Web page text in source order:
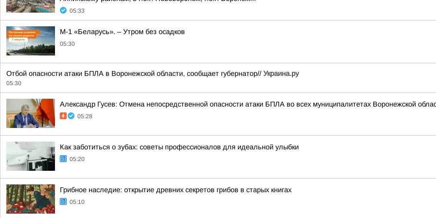
05:33
М-1 «Беларусь». – Утром без осадков
05:30
Отбой опасности атаки БПЛА в Воронежской области, сообщает губернатор// Украина.ру
05:30
Александр Гусев: Отмена непосредственной опасности атаки БПЛА во всех муниципалитетах Воронежской
05:28
Как заботиться о зубах: советы профессионалов для идеальной улыбки
05:20
Грибное наследие: открытие древних секретов грибов в старых книгах
05:10